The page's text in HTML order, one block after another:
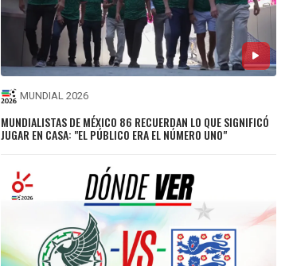
MUNDIAL 2026
MUNDIALISTAS DE MÉXICO 86 RECUERDAN LO QUE SIGNIFICÓ
JUGAR EN CASA: "EL PÚBLICO ERA EL NÚMERO UNO"